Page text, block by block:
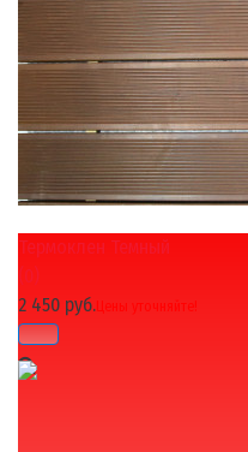
Термоклен Темный
(0)
2 450 руб.Цены уточняйте!